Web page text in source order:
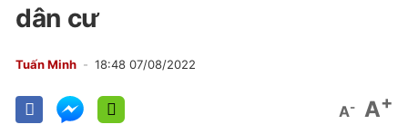
dân cư
Tuấn Minh 18:48 07/08/2022
A- A+